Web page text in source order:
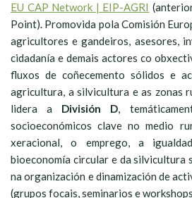
EU CAP Network | EIP-AGRI
Point). Promovida pola Comisión
agricultores e gandeiros, asesores,
cidadanía e demais actores co
fluxos de coñecemento sólidos e
agricultura, a silvicultura e as zonas
lidera a División D,
socioeconómicos clave no medio
xeracional, o emprego, a
bioeconomía circular e da silvicultura
na organización e dinamización de
(grupos focais, seminarios e